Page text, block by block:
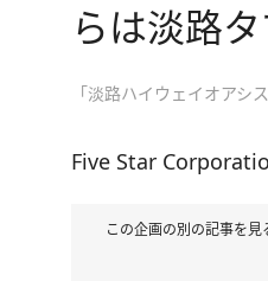
らは淡路タ
「淡路ハイウェイオアシ
Five Star
この企画の別の記事を見